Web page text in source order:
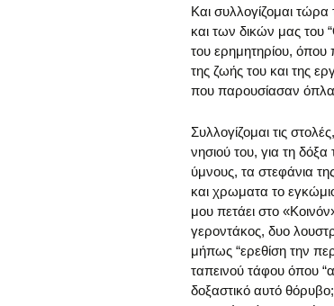
Και συλλογίζομαι
και των δικών μας του
του ερημητηρίου, όπου
της ζωής του και της
που παρουσίασαν
Συλλογίζομαι τις
νησιού του, για τη
ύμνους, τα στεφάνια
και χρωματα το
μου πετάει στο
γεροντάκος, δυο
μήπως “ερεθίση την
ταπεινού τάφου όπου
δοξαστικό αυτό